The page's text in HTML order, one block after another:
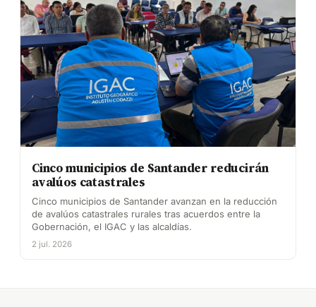
Cinco municipios de Santander reducirán
avalúos catastrales
Cinco municipios de Santander avanzan en la reducción
de avalúos catastrales rurales tras acuerdos entre la
Gobernación, el IGAC y las alcaldías.
2 jul. 2026